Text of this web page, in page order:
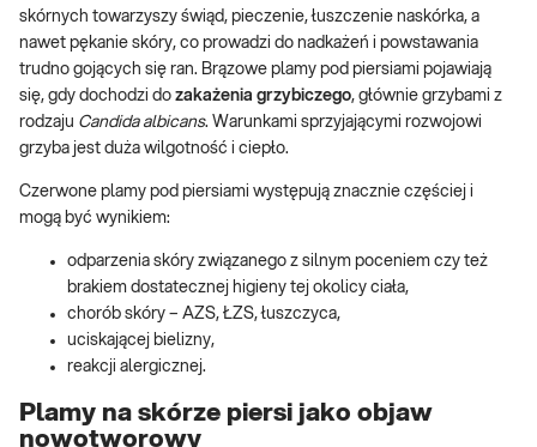
skórnych towarzyszy świąd, pieczenie, łuszczenie naskórka, a
nawet pękanie skóry, co prowadzi do nadkażeń i powstawania
trudno gojących się ran. Brązowe plamy pod piersiami pojawiają
się, gdy dochodzi do zakażenia grzybiczego, głównie grzybami z
rodzaju Candida albicans. Warunkami sprzyjającymi rozwojowi
grzyba jest duża wilgotność i ciepło.
Czerwone plamy pod piersiami występują znacznie częściej i
mogą być wynikiem:
odparzenia skóry związanego z silnym poceniem czy też
brakiem dostatecznej higieny tej okolicy ciała,
chorób skóry – AZS, ŁZS, łuszczyca,
uciskającej bielizny,
reakcji alergicznej.
Plamy na skórze piersi jako objaw
nowotworowy